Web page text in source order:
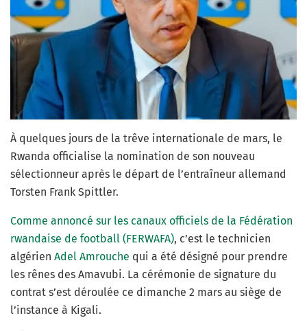
À quelques jours de la trêve internationale de mars, le
Rwanda officialise la nomination de son nouveau
sélectionneur après le départ de l’entraîneur allemand
Torsten Frank Spittler.
Comme annoncé sur les canaux officiels de la Fédération
rwandaise de football (FERWAFA), c’est le technicien
algérien Adel Amrouche qui a été désigné pour prendre
les rênes des Amavubi. La cérémonie de signature du
contrat s’est déroulée ce dimanche 2 mars au siège de
l’instance à Kigali.